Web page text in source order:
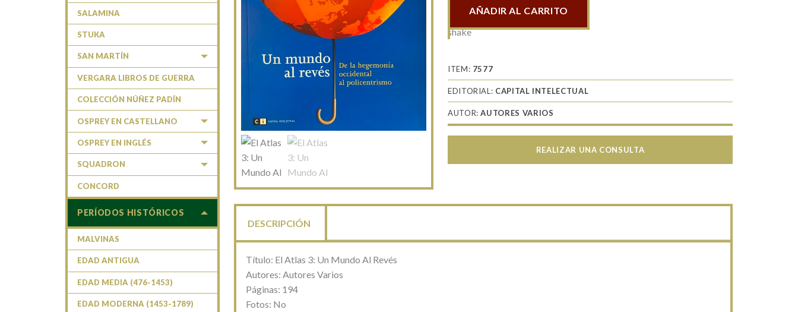
Atlas
Un
Mundo
Al
Revés
cantidad
AÑADIR AL CARRITO
ITEM: 7577
EDITORIAL: CAPITAL INTELECTUAL
AUTOR:AUTORES VARIOS
REALIZAR UNA CONSULTA
DESCRIPCIÓN
Título: El Atlas 3: Un Mundo Al Revés
Autores: Autores Varios
Páginas: 194
Fotos: No
SALAMINA
STUKA
SAN MARTÍN
VERGARA LIBROS DE GUERRA
COLECCIÓN NÚÑEZ PADÍN
OSPREY EN CASTELLANO
OSPREY EN INGLÉS
SQUADRON
CONCORD
PERÍODOS HISTÓRICOS
MALVINAS
EDAD ANTIGUA
EDAD MEDIA (476-1453)
EDAD MODERNA (1453-1789)